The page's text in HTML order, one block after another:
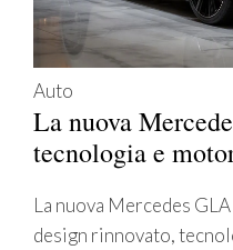
Auto
La nuova
tecnologia e
La nuova Mercedes
design rinnovato,